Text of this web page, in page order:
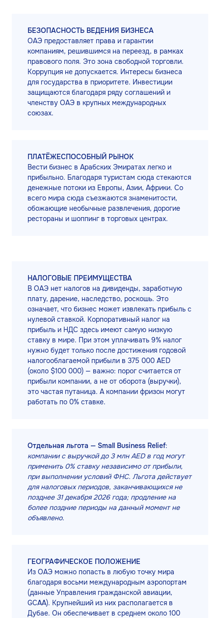
БЕЗОПАСНОСТЬ ВЕДЕНИЯ БИЗНЕСА
ОАЭ предоставляет права и гарантии
компаниям, решившимся на переезд, в рамках
правового поля. Это зона свободной торговли.
Коррупция не допускается. Интересы бизнеса
для государства в приоритете. Инвестиции
защищаются благодаря ряду соглашений и
членству ОАЭ в крупных международных
союзах.
ПЛАТЁЖЕСПОСОБНЫЙ РЫНОК
Вести бизнес в Арабских Эмиратах легко и
прибыльно. Благодаря туристам сюда стекаются
денежные потоки из Европы, Азии, Африки. Со
всего мира сюда съезжаются знаменитости,
обожающие необычные развлечения, дорогие
рестораны и шоппинг в торговых центрах.
НАЛОГОВЫЕ ПРЕИМУЩЕСТВА
В ОАЭ нет налогов на дивиденды, заработную
плату, дарение, наследство, роскошь. Это
означает, что бизнес может извлекать прибыль с
нулевой ставкой. Корпоративный налог на
прибыль и НДС здесь имеют самую низкую
ставку в мире. При этом уплачивать 9% налог
нужно будет только после достижения годовой
налогооблагаемой прибыли в 375 000 AED
(около $100 000) — важно: порог считается от
прибыли компании, а не от оборота (выручки),
это частая путаница. А компании фризон могут
работать по 0% ставке.
Отдельная льгота — Small Business Relief:
компании с выручкой до 3 млн AED в год могут
применить 0% ставку независимо от прибыли,
при выполнении условий ФНС. Льгота действует
для налоговых периодов, заканчивающихся не
позднее 31 декабря 2026 года; продление на
более поздние периоды на данный момент не
объявлено.
ГЕОГРАФИЧЕСКОЕ ПОЛОЖЕНИЕ
Из ОАЭ можно попасть в любую точку мира
благодаря восьми международным аэропортам
(данные Управления гражданской авиации,
GCAA). Крупнейший из них располагается в
Дубае. Он обеспечивает в среднем около 100